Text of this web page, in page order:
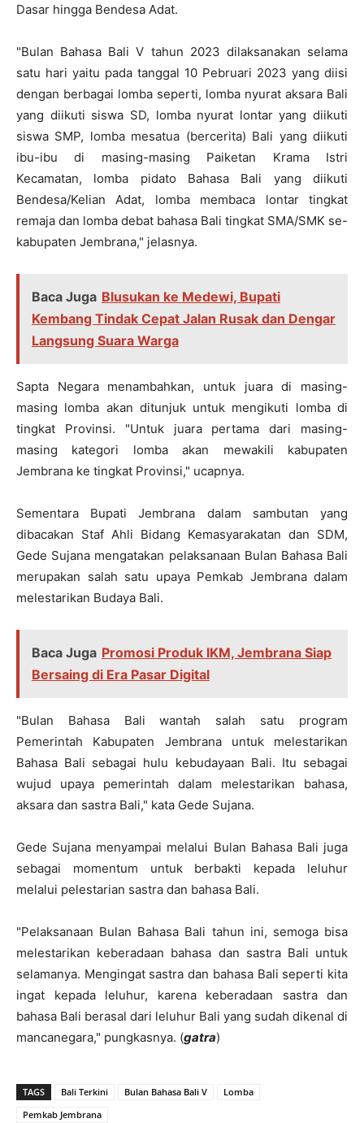
Dasar hingga Bendesa Adat.
"Bulan Bahasa Bali V tahun 2023 dilaksanakan selama
satu hari yaitu pada tanggal 10 Pebruari 2023 yang diisi
dengan berbagai lomba seperti, lomba nyurat aksara Bali
yang diikuti siswa SD, lomba nyurat lontar yang diikuti
siswa SMP, lomba mesatua (bercerita) Bali yang diikuti
ibu-ibu di masing-masing Paiketan Krama Istri
Kecamatan, lomba pidato Bahasa Bali yang diikuti
Bendesa/Kelian Adat, lomba membaca lontar tingkat
remaja dan lomba debat bahasa Bali tingkat SMA/SMK se-
kabupaten Jembrana," jelasnya.
Baca Juga Blusukan ke Medewi, Bupati
Kembang Tindak Cepat Jalan Rusak dan Dengar
Langsung Suara Warga
Sapta Negara menambahkan, untuk juara di masing-
masing lomba akan ditunjuk untuk mengikuti lomba di
tingkat Provinsi. "Untuk juara pertama dari masing-
masing kategori lomba akan mewakili kabupaten
Jembrana ke tingkat Provinsi," ucapnya.
Sementara Bupati Jembrana dalam sambutan yang
dibacakan Staf Ahli Bidang Kemasyarakatan dan SDM,
Gede Sujana mengatakan pelaksanaan Bulan Bahasa Bali
merupakan salah satu upaya Pemkab Jembrana dalam
melestarikan Budaya Bali.
Baca Juga Promosi Produk IKM, Jembrana Siap
Bersaing di Era Pasar Digital
"Bulan Bahasa Bali wantah salah satu program
Pemerintah Kabupaten Jembrana untuk melestarikan
Bahasa Bali sebagai hulu kebudayaan Bali. Itu sebagai
wujud upaya pemerintah dalam melestarikan bahasa,
aksara dan sastra Bali," kata Gede Sujana.
Gede Sujana menyampai melalui Bulan Bahasa Bali juga
sebagai momentum untuk berbakti kepada leluhur
melalui pelestarian sastra dan bahasa Bali.
"Pelaksanaan Bulan Bahasa Bali tahun ini, semoga bisa
melestarikan keberadaan bahasa dan sastra Bali untuk
selamanya. Mengingat sastra dan bahasa Bali seperti kita
ingat kepada leluhur, karena keberadaan sastra dan
bahasa Bali berasal dari leluhur Bali yang sudah dikenal di
mancanegara," pungkasnya. (gatra)
TAGS Bali Terkini Bulan Bahasa Bali V
Lomba
Pemkab Jembrana